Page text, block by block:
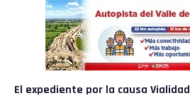
El expediente por la causa Vialidad